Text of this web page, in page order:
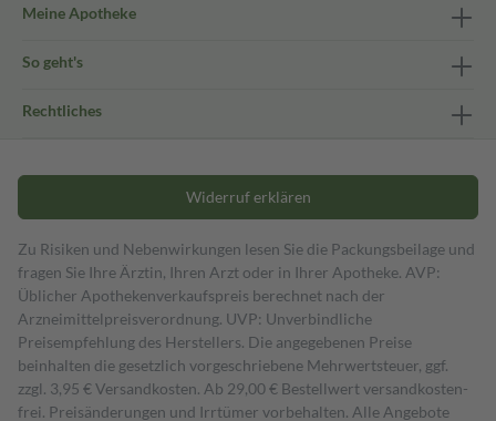
Meine Apotheke
So geht's
Rechtliches
Widerruf erklären
Zu Risiken und Nebenwirkungen lesen Sie die Packungsbeilage und
fragen Sie Ihre Ärztin, Ihren Arzt oder in Ihrer Apotheke. AVP:
Üblicher Apothekenverkaufspreis berechnet nach der
Arzneimittelpreisverordnung. UVP: Unverbindliche
Preisempfehlung des Herstellers. Die angegebenen Preise
beinhalten die gesetzlich vorgeschriebene Mehrwertsteuer, ggf.
zzgl. 3,95 € Versandkosten. Ab 29,00 € Bestell­wert versand­kosten­
frei. Preisänderungen und Irrtümer vorbehalten. Alle Angebote